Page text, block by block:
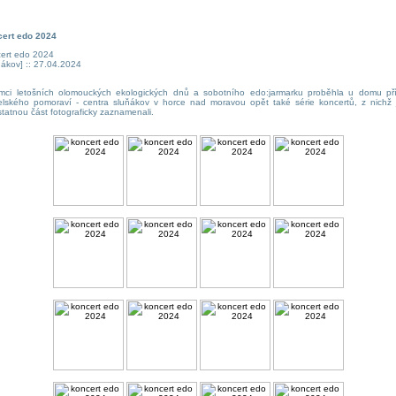
edo 2024
edo 2024
:: 27.04.2024
letošních olomouckých ekologických dnů a sobotního edo:jarmarku proběhla u domu
pomoraví - centra sluňákov v horce nad moravou opět také série koncertů, z nichž
část fotograficky zaznamenali.